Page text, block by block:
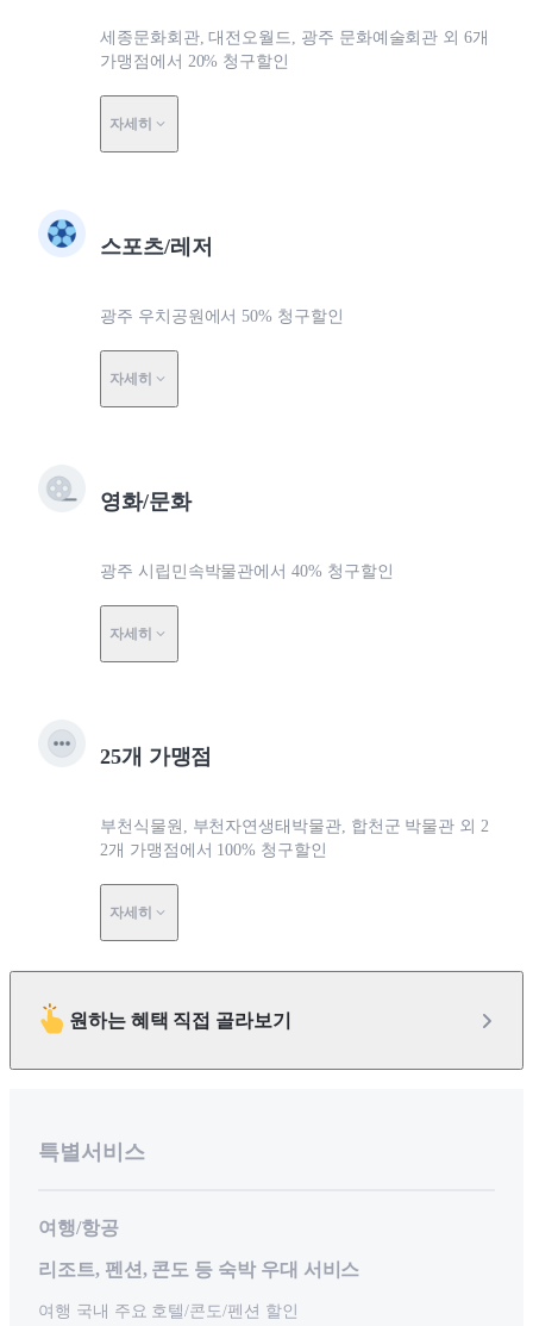
세종문화회관, 대전오월드, 광주 문화예술회관 외 6개
가맹점에서 20% 청구할인
자세히
스포츠/레저
광주 우치공원에서 50% 청구할인
자세히
영화/문화
광주 시립민속박물관에서 40% 청구할인
자세히
25개 가맹점
부천식물원, 부천자연생태박물관, 합천군 박물관 외 2
2개 가맹점에서 100% 청구할인
자세히
원하는 혜택 직접 골라보기
특별서비스
여행/항공
리조트, 펜션, 콘도 등 숙박 우대 서비스
여행 국내 주요 호텔/콘도/펜션 할인